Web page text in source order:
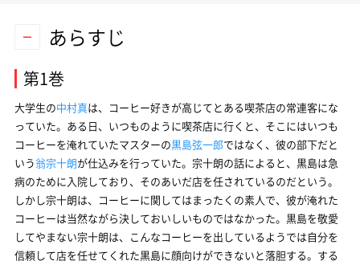
あらすじ
第1巻
大学生の中村真は、コーヒー好きが高じてとある喫茶店の常連客にな
っていた。ある日、いつものように喫茶店に行くと、そこにはいつも
コーヒーを淹れていたマスターの黒島弦一郎ではなく、彼の部下だと
いう翁宗十朗が仕込みを行っていた。宗十朗の話によると、黒島は急
病のために入院しており、そのあいだ店を任されているのだという。
しかし宗十朗は、コーヒーに関してはまったくの素人で、彼が淹れた
コーヒーは当然ながら決しておいしいものではなかった。黒島を敬愛
してやまない宗十朗は、こんなコーヒーを出しているようでは自分を
信頼して店を任せてくれた黒島に顔向けができないと落胆する。する